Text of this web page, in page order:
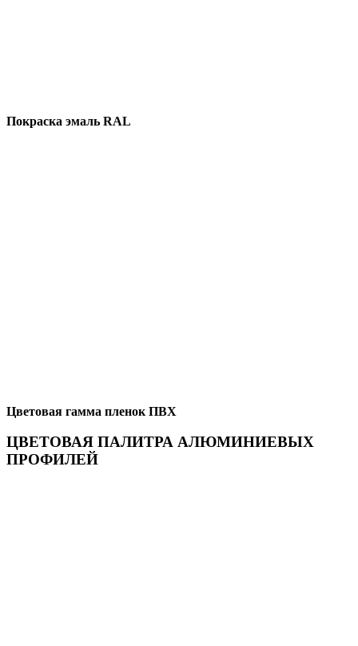
Покраска эмаль RAL
Цветовая гамма пленок ПВХ
ЦВЕТОВАЯ ПАЛИТРА АЛЮМИНИЕВЫХ
ПРОФИЛЕЙ